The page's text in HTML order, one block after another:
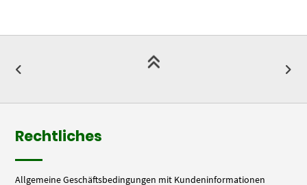
Rechtliches
Allgemeine Geschäftsbedingungen mit Kundeninformationen